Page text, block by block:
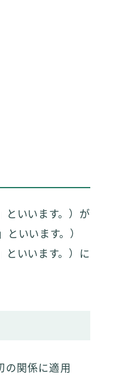
といいます。）が
いいます。）
といいます。）に
の関係に適用